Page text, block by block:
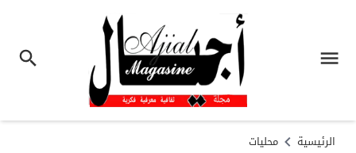
الرئيسية محليات